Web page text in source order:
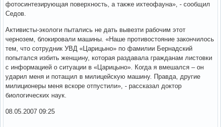
фотосинтезирующая поверхность, а также ихтеофауна», - сообщил
Седов.
Активисты-экологи пытались не дать вывезти рабочим этот
чернозем, блокировали машины. «Наше противостояние закончилось
тем, что сотрудник УВД «Царицыно» по фамилии Бернадский
попытался избить женщину, которая раздавала гражданам листовки
с информацией о ситуации в «Царицыно». Когда я вмешался – он
ударил меня и потащил в милицейскую машину. Правда, другие
милиционеры меня вскоре отпустили», - рассказал доктор
биологических наук.
08.05.2007 09:25